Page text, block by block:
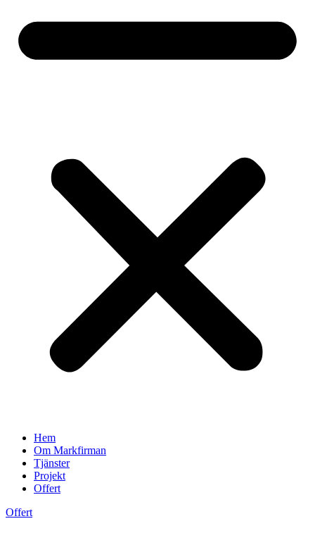
Hem
Om Markfirman
Tjänster
Projekt
Offert
Offert